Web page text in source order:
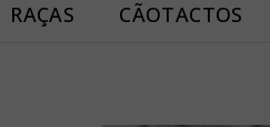
RAÇAS CÃOTACTOS